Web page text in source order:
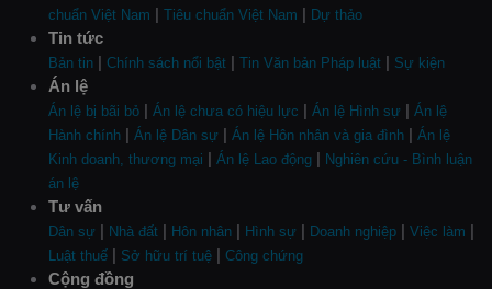
chuẩn Việt Nam | Tiêu chuẩn Việt Nam | Dự thảo
Tin tức
Bản tin | Chính sách nổi bật | Tin Văn bản Pháp luật | Sự kiện
Án lệ
Án lệ bị bãi bỏ | Án lệ chưa có hiệu lực | Án lệ Hình sự | Án lệ
Hành chính | Án lệ Dân sự | Án lệ Hôn nhân và gia đình | Án lệ
Kinh doanh, thương mại | Án lệ Lao động | Nghiên cứu - Bình luận
án lệ
Tư vấn
Dân sự | Nhà đất | Hôn nhân | Hình sự | Doanh nghiệp | Việc làm |
Luật thuế | Sở hữu trí tuệ | Công chứng
Cộng đồng